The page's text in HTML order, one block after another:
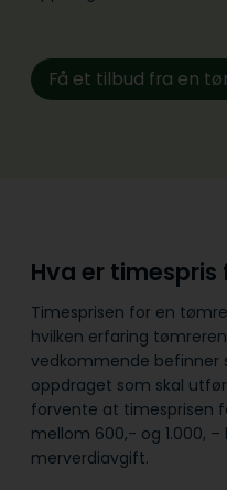
Få et tilbud fra en
Hva er
Timesprisen for en
hvilken erfaring
vedkommende befinner
oppdraget som skal
forvente at timesprisen
mellom 600,- og 1.000, –
merverdiavgift.